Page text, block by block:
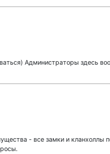
Администраторы здесь
- все замки и кланхоллы